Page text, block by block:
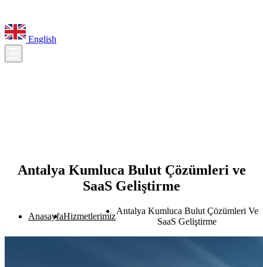
English
Antalya Kumluca Bulut Çözümleri ve
SaaS Geliştirme
AnasayfaHizmetlerimiz
Antalya Kumluca Bulut Çözümleri Ve
SaaS Geliştirme